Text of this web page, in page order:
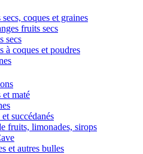
coques et graines
fruits secs
secs
à coques et poudres
et maté
succédanés
fruits, limonades, sirops
et autres bulles